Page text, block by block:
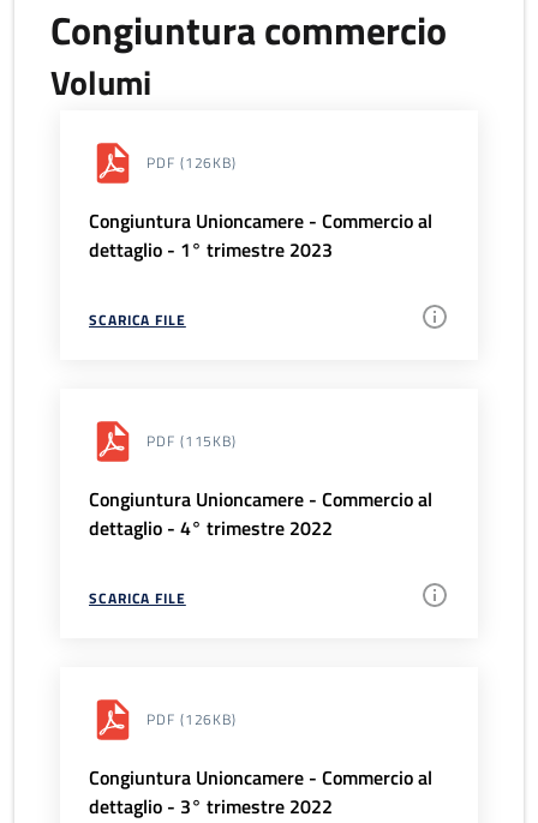
Congiuntura commercio
Volumi
PDF (126KB)
Congiuntura Unioncamere - Commercio al
dettaglio - 1° trimestre 2023
SCARICA FILE
PDF (115KB)
Congiuntura Unioncamere - Commercio al
dettaglio - 4° trimestre 2022
SCARICA FILE
PDF (126KB)
Congiuntura Unioncamere - Commercio al
dettaglio - 3° trimestre 2022